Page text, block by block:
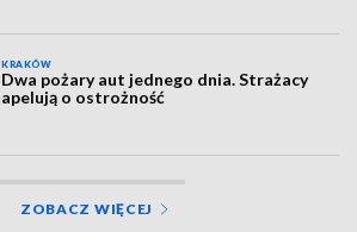
KRAKÓW
Dwa pożary aut jednego dnia. Strażacy
apelują o ostrożność
ZOBACZ WIĘCEJ